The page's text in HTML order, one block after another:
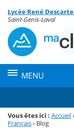
Menu de la
Contenu
Lycée René
Saint-Genis-Laval
MENU
Vous êtes ici : Accueil›
Français› Blog